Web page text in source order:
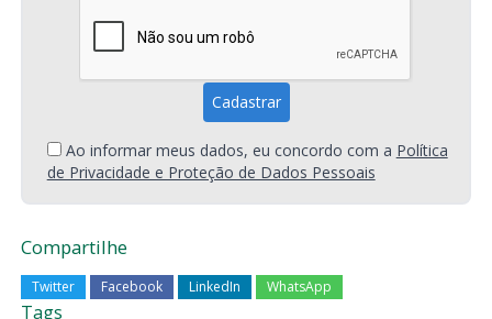
Ao informar meus dados, eu concordo com a Política
de Privacidade e Proteção de Dados Pessoais
Compartilhe
Twitter Facebook LinkedIn WhatsApp
Tags